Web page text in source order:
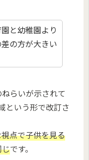
と幼稚園より
の方が大きい
らいが示されて
という形で改訂さ
点で子供を見る
です。